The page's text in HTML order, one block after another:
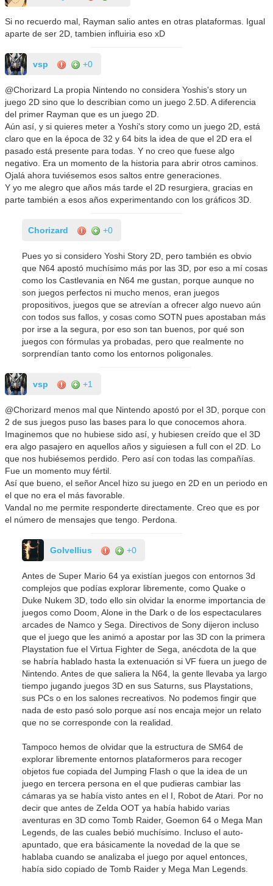
Si no recuerdo mal, Rayman salio antes en otras plataformas. Igual
aparte de ser 2D, tambien influiria eso xD
vsp +0
@Chorizard La propia Nintendo no considera Yoshis's story un
juego 2D sino que lo describian como un juego 2.5D. A diferencia
del primer Rayman que es un juego 2D.
Aún así, y si quieres meter a Yoshi's story como un juego 2D, está
claro que en la época de 32 y 64 bits la idea de que el 2D era el
pasado está presente para todas. Y no creo que fuese algo
negativo. Era un momento de la historia para abrir otros caminos.
Ojalá ahora tuviésemos esos saltos entre generaciones.
Y yo me alegro que años más tarde el 2D resurgiera, gracias en
parte también a esos años experimentando con los gráficos 3D.
Chorizard +0
Pues yo si considero Yoshi Story 2D, pero también es obvio
que N64 apostó muchísimo más por las 3D, por eso a mí cosas
como los Castlevania en N64 me gustan, porque aunque no
son juegos perfectos ni mucho menos, eran juegos
propositivos, juegos que se atrevían a ofrecer algo nuevo aún
con todos sus fallos, y cosas como SOTN pues apostaban más
por irse a la segura, por eso son tan buenos, por qué son
juegos con fórmulas ya probadas, pero que realmente no
sorprendían tanto como los entornos poligonales.
vsp +1
@Chorizard menos mal que Nintendo apostó por el 3D, porque con
2 de sus juegos puso las bases para lo que conocemos ahora.
Imaginemos que no hubiese sido así, y hubiesen creído que el 3D
era algo pasajero en aquellos años y siguiesen a full con el 2D. Lo
que nos hubiésemos perdido. Pero así con todas las compañías.
Fue un momento muy fértil.
Así que bueno, el señor Ancel hizo su juego en 2D en un periodo en
el que no era el más favorable.
Vandal no me permite responderte directamente. Creo que es por
el número de mensajes que tengo. Perdona.
Golvellius +0
Antes de Super Mario 64 ya existían juegos con entornos 3d
complejos que podías explorar libremente, como Quake o
Duke Nukem 3D, todo ello sin olvidar la enorme importancia de
juegos como Doom, Alone in the Dark o de los espectaculares
arcades de Namco y Sega. Directivos de Sony dijeron incluso
que el juego que les animó a apostar por las 3D con la primera
Playstation fue el Virtua Fighter de Sega, anécdota de la que
se habría hablado hasta la extenuación si VF fuera un juego de
Nintendo. Antes de que saliera la N64, la gente llevaba ya largo
tiempo jugando juegos 3D en sus Saturns, sus Playstations,
sus PCs o en los salones recreativos. No podemos fingir que
nada de esto pasó solo porque así nos encaja mejor un relato
que no se corresponde con la realidad.
Tampoco hemos de olvidar que la estructura de SM64 de
explorar libremente entornos plataformeros para recoger
objetos fue copiada del Jumping Flash o que la idea de un
juego en tercera persona en el que pudieras cambiar las
cámaras ya se había visto antes en el I, Robot de Atari. Por no
decir que antes de Zelda OOT ya había habido varias
aventuras en 3D como Tomb Raider, Goemon 64 o Mega Man
Legends, de las cuales bebió muchísimo. Incluso el auto-
apuntado, que era básicamente la novedad de la que se
hablaba cuando se analizaba el juego por aquel entonces,
había sido copiado de Tomb Raider y Mega Man Legends.